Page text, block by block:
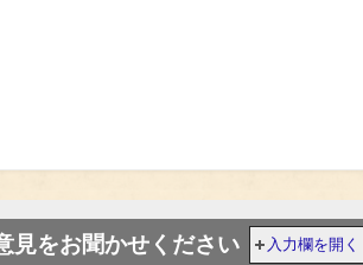
見をお聞かせください 入力欄を開く